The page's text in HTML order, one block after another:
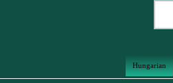
Hungarian